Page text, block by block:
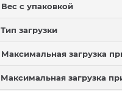
Вес с упаковкой
Тип загрузки
Максимальная загрузка
Максимальная загрузка